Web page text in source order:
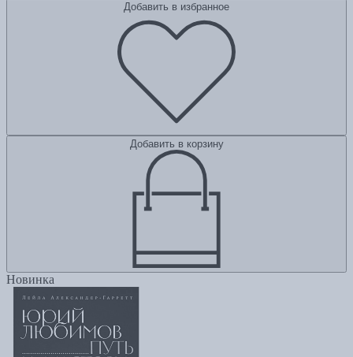
Добавить в избранное
Добавить в корзину
Новинка